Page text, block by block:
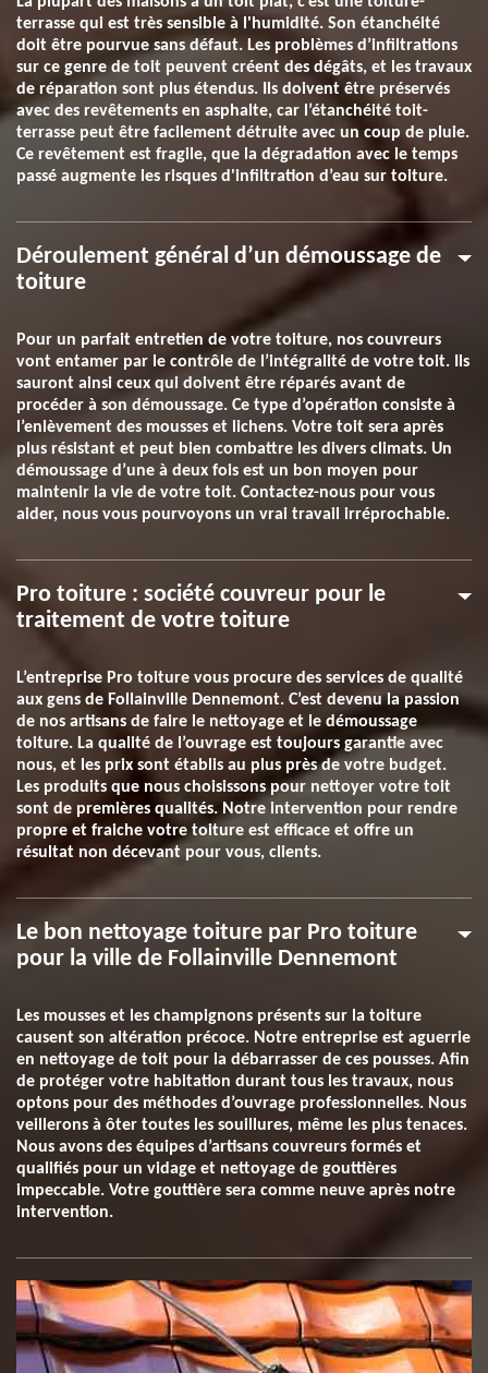
terrasse qui est très sensible à l'humidité. Son étanchéité
doit être pourvue sans défaut. Les problèmes d’infiltrations
sur ce genre de toit peuvent créent des dégâts, et les travaux
de réparation sont plus étendus. Ils doivent être préservés
avec des revêtements en asphalte, car l’étanchéité toit-
terrasse peut être facilement détruite avec un coup de pluie.
Ce revêtement est fragile, que la dégradation avec le temps
passé augmente les risques d'infiltration d’eau sur toiture.
Déroulement général d’un démoussage de
toiture
Pour un parfait entretien de votre toiture, nos couvreurs
vont entamer par le contrôle de l’intégralité de votre toit. Ils
sauront ainsi ceux qui doivent être réparés avant de
procéder à son démoussage. Ce type d’opération consiste à
l’enlèvement des mousses et lichens. Votre toit sera après
plus résistant et peut bien combattre les divers climats. Un
démoussage d’une à deux fois est un bon moyen pour
maintenir la vie de votre toit. Contactez-nous pour vous
aider, nous vous pourvoyons un vrai travail irréprochable.
Pro toiture : société couvreur pour le
traitement de votre toiture
L’entreprise Pro toiture vous procure des services de qualité
aux gens de Follainville Dennemont. C’est devenu la passion
de nos artisans de faire le nettoyage et le démoussage
toiture. La qualité de l’ouvrage est toujours garantie avec
nous, et les prix sont établis au plus près de votre budget.
Les produits que nous choisissons pour nettoyer votre toit
sont de premières qualités. Notre intervention pour rendre
propre et fraiche votre toiture est efficace et offre un
résultat non décevant pour vous, clients.
Le bon nettoyage toiture par Pro toiture
pour la ville de Follainville Dennemont
Les mousses et les champignons présents sur la toiture
causent son altération précoce. Notre entreprise est aguerrie
en nettoyage de toit pour la débarrasser de ces pousses. Afin
de protéger votre habitation durant tous les travaux, nous
optons pour des méthodes d’ouvrage professionnelles. Nous
veillerons à ôter toutes les souillures, même les plus tenaces.
Nous avons des équipes d’artisans couvreurs formés et
qualifiés pour un vidage et nettoyage de gouttières
impeccable. Votre gouttière sera comme neuve après notre
intervention.